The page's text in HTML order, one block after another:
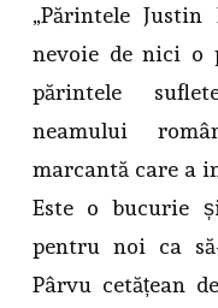
„Părintele
nevoie de nici o
părintele
neamului
marcantă care a
Este o bucurie
pentru noi ca
Pârvu cetățean